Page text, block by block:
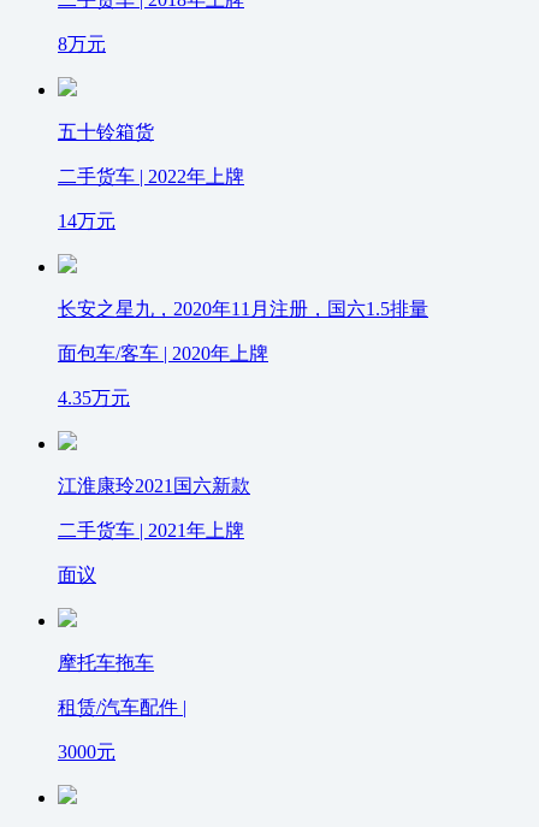
8万元
五十铃箱货
二手货车 | 2022年上牌
14万元
长安之星九，2020年11月注册，国六1.5排量
面包车/客车 | 2020年上牌
4.35万元
江淮康玲2021国六新款
二手货车 | 2021年上牌
面议
摩托车拖车
租赁/汽车配件 |
3000元